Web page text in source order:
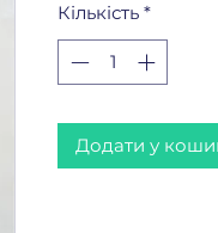
Кількість *
Додати у